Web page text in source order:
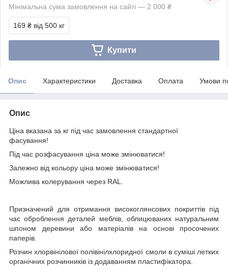
Мінімальна сума замовлення на сайті — 2 000 ₴
169 ₴ від 500 кг
Купити
Опис Характеристики Доставка Оплата Умови
Опис
Ціна вказана за кг під час замовлення стандартної
фасування!
Під час розфасування ціна може змінюватися!
Залежно від кольору ціна може змінюватися!
Можлива колерування через RAL.
Призначений для отримання високоглянсових покриттів під
час оброблення деталей меблів, облицюваних натуральним
шпоном деревини або матеріалів на основі просочених
паперів.
Розчин хлорвінілової полівінілхлоридної смоли в суміші летких
органічних розчинників із додаванням пластифікатора.